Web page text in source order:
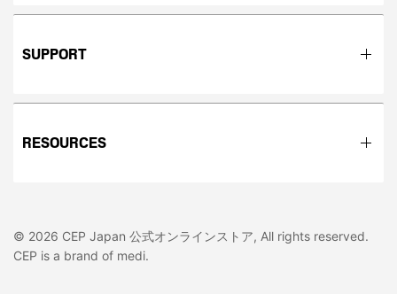
SUPPORT
RESOURCES
© 2026 CEP Japan 公式オンラインストア, All rights reserved.
CEP is a brand of medi.